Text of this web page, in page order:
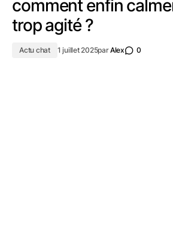
comment enfin
trop agité ?
Actu chat 1 juillet 2025parAlex 0